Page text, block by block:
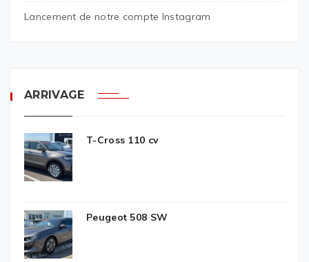
Lancement de notre compte Instagram
ARRIVAGE
T-Cross 110 cv
Peugeot 508 SW